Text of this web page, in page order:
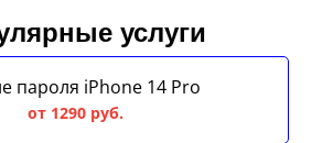
услуги
пароля iPhone 14 Pro
от 1290 руб.